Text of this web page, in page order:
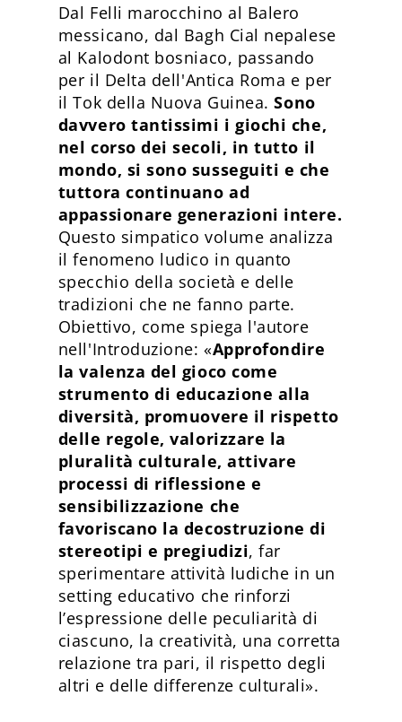
Dal Felli marocchino al Balero
messicano, dal Bagh Cial nepalese
al Kalodont bosniaco, passando
per il Delta dell'Antica Roma e per
il Tok della Nuova Guinea.Sono
davvero tantissimi i giochi che,
nel corso dei secoli, in tutto il
mondo, si sono susseguiti e che
tuttora continuano ad
appassionare generazioni intere.
Questo simpatico volume analizza
il fenomeno ludico in quanto
specchio della società e delle
tradizioni che ne fanno parte.
Obiettivo, come spiega l'autore
nell'Introduzione: «Approfondire
la valenza del gioco come
strumento di educazione alla
diversità, promuovere il rispetto
delle regole, valorizzare la
pluralità culturale, attivare
processi di riflessione e
sensibilizzazione che
favoriscano la decostruzione di
stereotipi e pregiudizi, far
sperimentare attività ludiche in un
setting educativo che rinforzi
l’espressione delle peculiarità di
ciascuno, la creatività, una corretta
relazione tra pari, il rispetto degli
altri e delle differenze culturali».